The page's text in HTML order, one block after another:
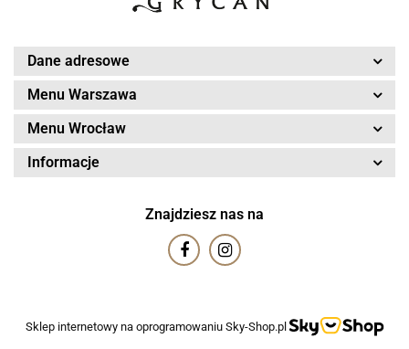
Dane adresowe
Menu Warszawa
Menu Wrocław
Informacje
Znajdziesz nas na
Sklep internetowy na oprogramowaniu Sky-Shop.pl